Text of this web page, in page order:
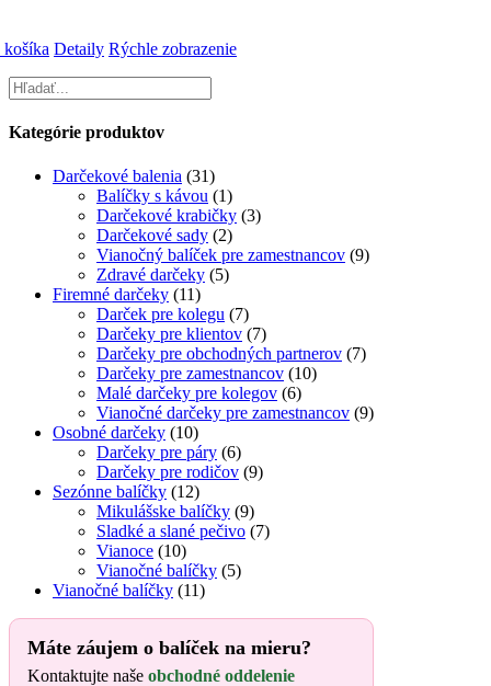
Detaily Rýchle zobrazenie
Kategórie produktov
Darčekové balenia (31)
Balíčky s kávou (1)
Darčekové krabičky (3)
Darčekové sady (2)
Vianočný balíček pre zamestnancov (9)
Zdravé darčeky (5)
Firemné darčeky (11)
Darček pre kolegu (7)
Darčeky pre klientov (7)
Darčeky pre obchodných partnerov (7)
Darčeky pre zamestnancov (10)
Malé darčeky pre kolegov (6)
Vianočné darčeky pre zamestnancov (9)
Osobné darčeky (10)
Darčeky pre páry (6)
Darčeky pre rodičov (9)
Sezónne balíčky (12)
Mikulášske balíčky (9)
Sladké a slané pečivo (7)
Vianoce (10)
Vianočné balíčky (5)
Vianočné balíčky (11)
Máte záujem o balíček na mieru?
Kontaktujte naše obchodné oddelenie